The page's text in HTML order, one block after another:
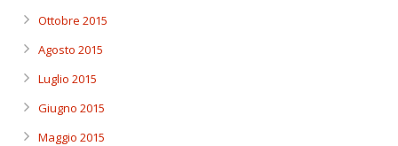
Ottobre 2015
Agosto 2015
Luglio 2015
Giugno 2015
Maggio 2015